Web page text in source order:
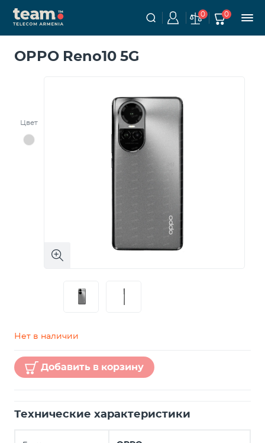
0 0
OPPO Reno10 5G
Цвет
Нет в наличии
Добавить в корзину
Технические характеристики